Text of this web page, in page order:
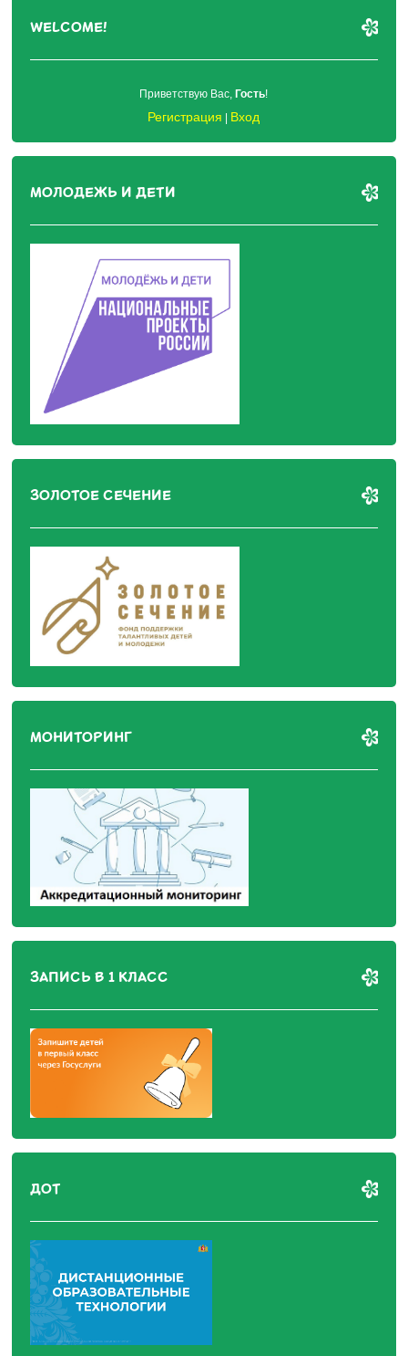
WELCOME!
Приветствую Вас, Гость!
Регистрация Вход
МОЛОДЕЖЬ И ДЕТИ
ЗОЛОТОЕ СЕЧЕНИЕ
МОНИТОРИНГ
ЗАПИСЬ В 1 КЛАСС
ДОТ